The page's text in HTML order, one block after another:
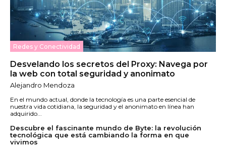
Redes y Conectividad
Desvelando los secretos del Proxy: Navega por
la web con total seguridad y anonimato
Alejandro Mendoza
En el mundo actual, donde la tecnología es una parte esencial de
nuestra vida cotidiana, la seguridad y el anonimato en línea han
adquirido...
Descubre el fascinante mundo de Byte: la revolución
tecnológica que está cambiando la forma en que
vivimos